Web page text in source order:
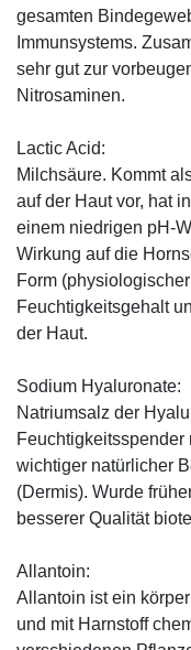
gesamten
Immunsystems.
sehr gut zur
Nitrosaminen.
Lactic Acid:
Milchsäure. Kommt
auf der Haut vor, hat
einem niedrigen pH-
Wirkung auf die
Form
Feuchtigkeitsgehalt
der Haut.
Sodium Hyaluronate:
Natriumsalz der
Feuchtigkeitsspender
wichtiger natürlicher
(Dermis). Wurde
besserer Qualität
Allantoin:
Allantoin ist ein
und mit Harnstoff